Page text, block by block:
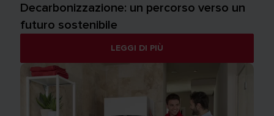
Decarbonizzazione: un percorso verso un
futuro sostenibile
LEGGI DI PIÙ